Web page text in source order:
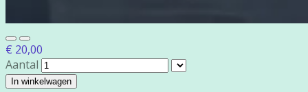
€ 20,00
Aantal
In winkelwagen